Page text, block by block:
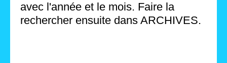
avec l'année et le mois. Faire la
rechercher ensuite dans ARCHIVES.